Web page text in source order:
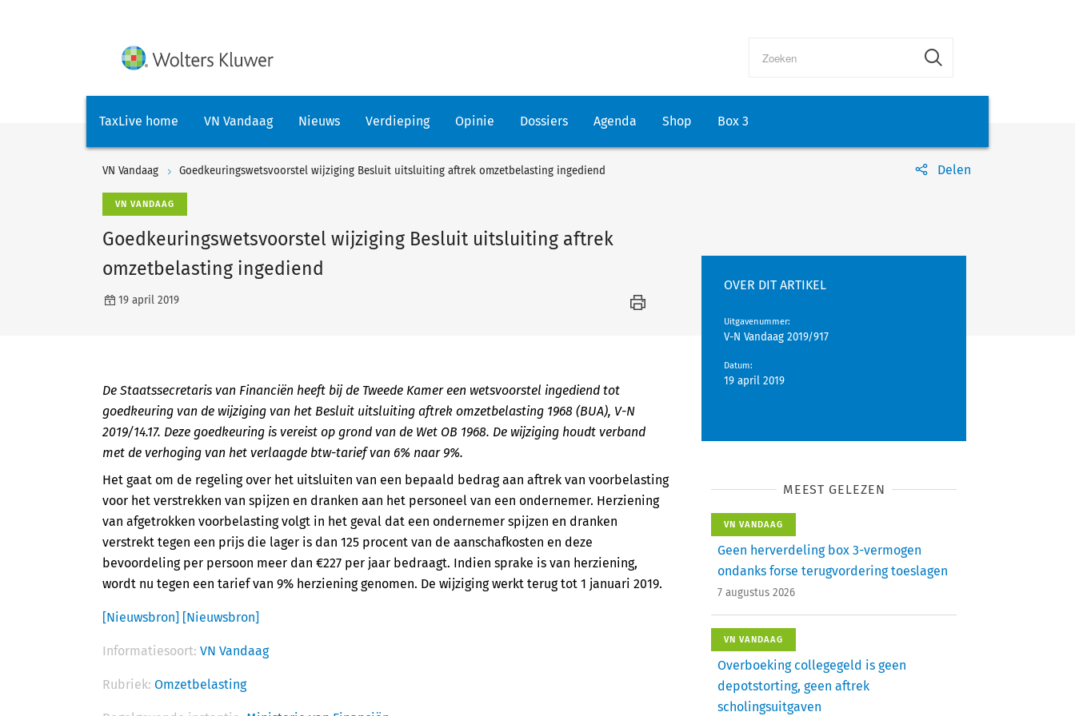
TaxLive home VN Vandaag Nieuws Verdieping Opinie Dossiers Agenda Shop Box 3
VN Vandaag Goedkeuringswetsvoorstel wijziging Besluit uitsluiting aftrek omzetbelasting ingediend Delen
VN VANDAAG
Goedkeuringswetsvoorstel wijziging Besluit uitsluiting aftrek
omzetbelasting ingediend
19 april 2019
De Staatssecretaris van Financiën heeft bij de Tweede Kamer een wetsvoorstel ingediend tot
goedkeuring van de wijziging van het Besluit uitsluiting aftrek omzetbelasting 1968 (BUA), V-N
2019/14.17. Deze goedkeuring is vereist op grond van de Wet OB 1968. De wijziging houdt verband
met de verhoging van het verlaagde btw-tarief van 6% naar 9%.
Het gaat om de regeling over het uitsluiten van een bepaald bedrag aan aftrek van voorbelasting
voor het verstrekken van spijzen en dranken aan het personeel van een ondernemer. Herziening
van afgetrokken voorbelasting volgt in het geval dat een ondernemer spijzen en dranken
verstrekt tegen een prijs die lager is dan 125 procent van de aanschafkosten en deze
bevoordeling per persoon meer dan €227 per jaar bedraagt. Indien sprake is van herziening,
wordt nu tegen een tarief van 9% herziening genomen. De wijziging werkt terug tot 1 januari 2019.
[Nieuwsbron] [Nieuwsbron]
Informatiesoort: VN Vandaag
Rubriek: Omzetbelasting
OVER DIT ARTIKEL
Uitgavenummer:
V-N Vandaag 2019/917
Datum:
19 april 2019
MEEST GELEZEN
VN VANDAAG
Geen herverdeling box 3-vermogen
ondanks forse terugvordering toeslagen
7 augustus 2026
VN VANDAAG
Overboeking collegegeld is geen
depotstorting, geen aftrek
scholingsuitgaven